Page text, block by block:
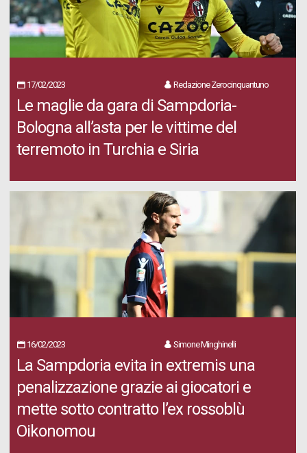
17/02/2023 Redazione Zerocinquantuno
Le maglie da gara di Sampdoria-
Bologna all’asta per le vittime del
terremoto in Turchia e Siria
16/02/2023 Simone Minghinelli
La Sampdoria evita in extremis una
penalizzazione grazie ai giocatori e
mette sotto contratto l’ex rossoblù
Oikonomou